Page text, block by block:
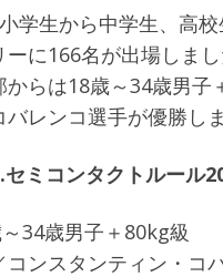
学生から中学生、高
ーに166名が出場しまし
からは18歳～34歳男
バレンコ選手が優勝しま
セミコンタクトルール
34歳男子＋80kg級
コンスタンティン・コ